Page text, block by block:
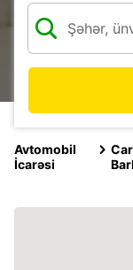
Avtomobil
İcarəsi